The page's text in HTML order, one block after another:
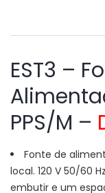
EST3 –
PPS/M –
Fonte de
local. 120 V 50/60
embutir e um